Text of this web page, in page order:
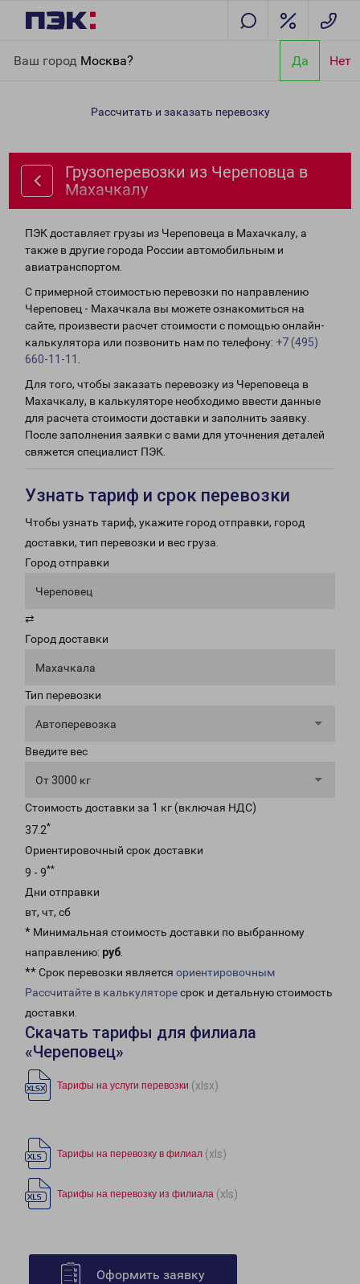
Ваш город Москва? Да Нет
Махачкалу
Рассчитать и заказать перевозку
Грузоперевозки из Череповца в
Махачкалу
ПЭК доставляет грузы из Череповеца в Махачкалу, а
также в другие города России автомобильным и
авиатранспортом.
С примерной стоимостью перевозки по направлению
Череповец - Махачкала вы можете ознакомиться на
сайте, произвести расчет стоимости с помощью онлайн-
калькулятора или позвонить нам по телефону: +7 (495)
660-11-11
Для того, чтобы заказать перевозку из Череповеца в
Махачкалу, в калькуляторе необходимо ввести данные
для расчета стоимости доставки и заполнить заявку.
После заполнения заявки с вами для уточнения деталей
свяжется специалист ПЭК.
Узнать тариф и срок перевозки
Чтобы узнать тариф, укажите город отправки, город
доставки, тип перевозки и вес груза.
Город отправки
Череповец
⇄
Город доставки
Махачкала
Тип перевозки
Автоперевозка
Введите вес
От 3000 кг
Стоимость доставки за 1 кг (включая НДС)
37.2*
Ориентировочный срок доставки
9 - 9**
Дни отправки
вт, чт, сб
* Минимальная стоимость доставки по выбранному
направлению: руб.
** Срок перевозки является ориентировочным
Рассчитайте в калькуляторесрок и детальную стоимость
доставки.
Скачать тарифы для филиала
«Череповец»
Тарифы на услуги перевозки (xlsx)
Тарифы на перевозку в филиал (xls)
Тарифы на перевозку из филиала (xls)
Оформить заявку